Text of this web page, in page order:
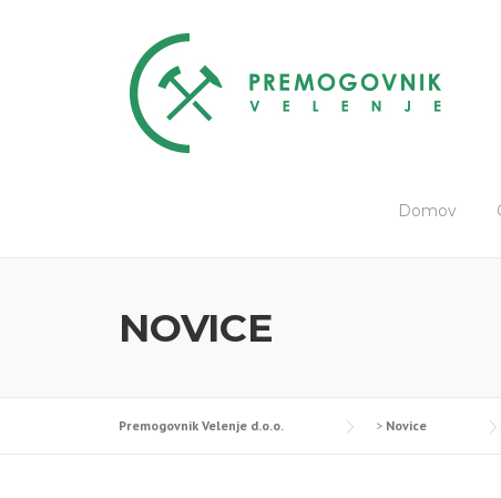
Domov
NOVICE
Premogovnik Velenje d.o.o. > Novice